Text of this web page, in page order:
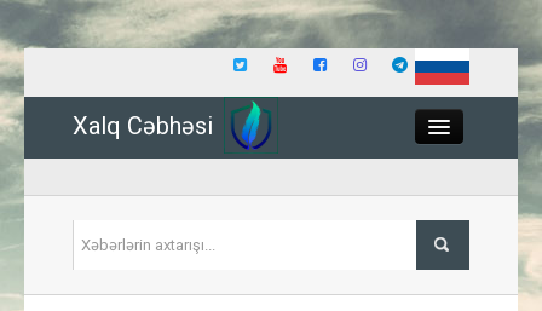
Xalq Cəbhəsi